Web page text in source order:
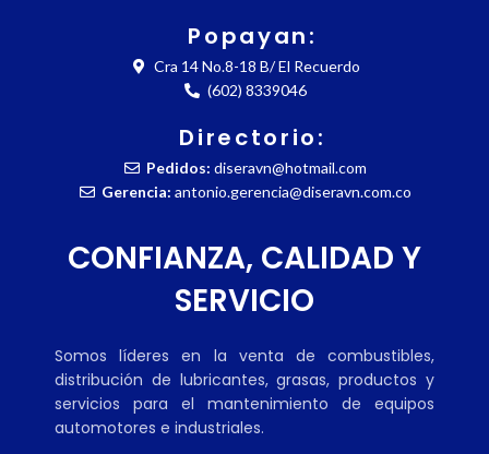
Popayan:
Cra 14 No.8-18 B/ El Recuerdo
(602) 8339046
Directorio:
Pedidos: diseravn@hotmail.com
Gerencia: antonio.gerencia@diseravn.com.co
CONFIANZA, CALIDAD Y
SERVICIO
Somos líderes en la venta de combustibles,
distribución de lubricantes, grasas, productos y
servicios para el mantenimiento de equipos
automotores e industriales.